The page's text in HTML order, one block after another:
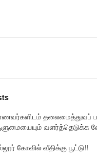
தலைமைத்துவப்
வளர்த்தெடுக்க
கோவில் வீதிக்கு பூட்டு!!